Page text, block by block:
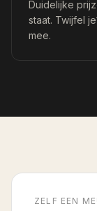
Duidelijke
staat. Twijfel
mee.
ZELF EEN